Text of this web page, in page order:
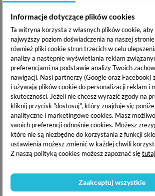
Informacje dotyczące plików cookies
Ta witryna korzysta z własnych plików cookie,
najwyższy poziom doświadczenia na naszej
również pliki cookie stron trzecich w celu
analizy a nastepnie wyświetlania reklam
preferencjami na podstawie analizy Twoich
nawigacji. Nasi partnerzy (Google oraz Facebook)
i używają plików cookie do personalizacji reklam i
skuteczności. Jeżeli nie chcesz wyrazić zgody na
kliknij przycisk "dostosuj", który znajduje się
analityczne i marketingowe cookies. Masz
swoich preferencji odnośnie cookies. Możesz
które nie są niezbędne do korzystania z funkcji
ustawienia możesz zmienić w każdej chwili
Z naszą polityką cookies możesz zapoznać siętutaj
Zaakceptuj wszystkie
NUMER KATALOGOWY:
0685071197820
WYSYŁKA W CIĄGU:
24h
KOSZT
10.99
Dodaj do listy życzeń
OPIS PRODUKTU